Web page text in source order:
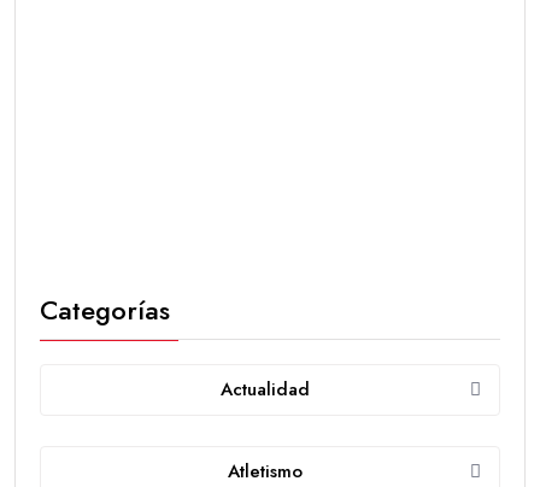
Categorías
Actualidad
Atletismo